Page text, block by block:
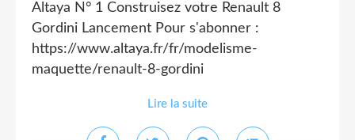
Altaya N° 1 Construisez votre Renault 8
Gordini Lancement Pour s'abonner :
https://www.altaya.fr/fr/modelisme-
maquette/renault-8-gordini
Lire la suite